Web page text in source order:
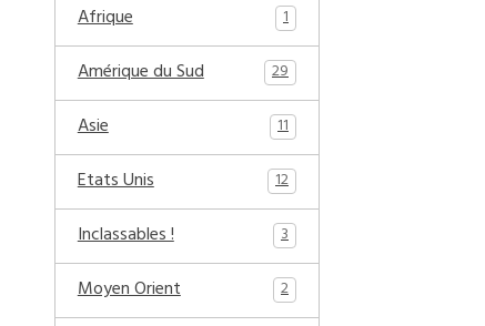
Afrique 1
Amérique du Sud 29
Asie 11
Etats Unis 12
Inclassables ! 3
Moyen Orient 2